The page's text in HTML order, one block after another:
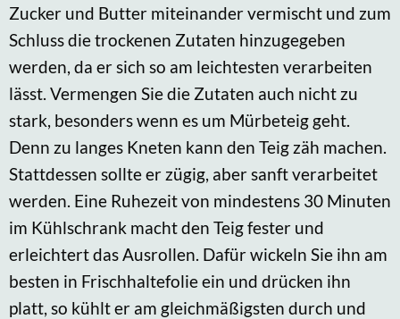
Zucker und Butter miteinander vermischt und zum
Schluss die trockenen Zutaten hinzugegeben
werden, da er sich so am leichtesten verarbeiten
lässt. Vermengen Sie die Zutaten auch nicht zu
stark, besonders wenn es um Mürbeteig geht.
Denn zu langes Kneten kann den Teig zäh machen.
Stattdessen sollte er zügig, aber sanft verarbeitet
werden. Eine Ruhezeit von mindestens 30 Minuten
im Kühlschrank macht den Teig fester und
erleichtert das Ausrollen. Dafür wickeln Sie ihn am
besten in Frischhaltefolie ein und drücken ihn
platt, so kühlt er am gleichmäßigsten durch und